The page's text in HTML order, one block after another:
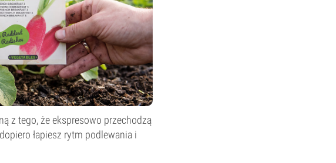
z tego, że ekspresowo przechodzą
łapiesz rytm podlewania i